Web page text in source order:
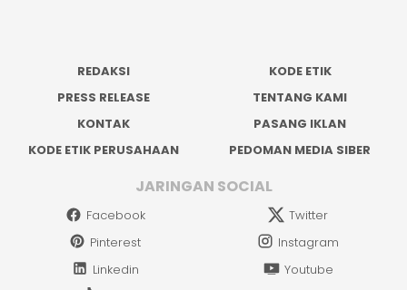
REDAKSI
KODE ETIK
PRESS RELEASE
TENTANG KAMI
KONTAK
PASANG IKLAN
KODE ETIK PERUSAHAAN
PEDOMAN MEDIA SIBER
JARINGAN SOCIAL
Facebook
Twitter
Pinterest
Instagram
Linkedin
Youtube